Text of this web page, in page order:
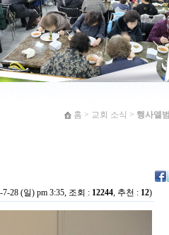
홈 > 교회 소식 > 행사앨범
7-28 (일) pm 3:35, 조회 : 12244, 추천 : 12)